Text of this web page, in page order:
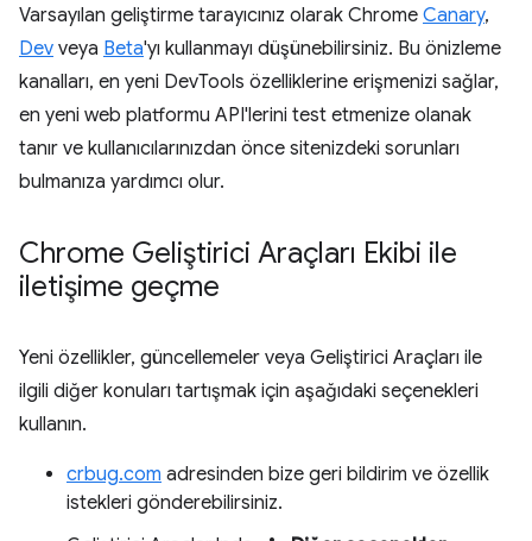
Varsayılan geliştirme tarayıcınız olarak Chrome Canary,
Dev veya Beta'yı kullanmayı düşünebilirsiniz. Bu önizleme
kanalları, en yeni DevTools özelliklerine erişmenizi sağlar,
en yeni web platformu API'lerini test etmenize olanak
tanır ve kullanıcılarınızdan önce sitenizdeki sorunları
bulmanıza yardımcı olur.
Chrome Geliştirici Araçları Ekibi ile
iletişime geçme
Yeni özellikler, güncellemeler veya Geliştirici Araçları ile
ilgili diğer konuları tartışmak için aşağıdaki seçenekleri
kullanın.
crbug.com adresinden bize geri bildirim ve özellik
istekleri gönderebilirsiniz.